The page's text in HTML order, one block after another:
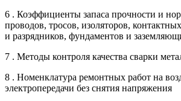
6 . Коэффициенты запаса прочности и
проводов, тросов, изоляторов,
и разрядников, фундаментов и
7 . Методы контроля качества сварки
8 . Номенклатура ремонтных работ на
электропередачи без снятия напряжения